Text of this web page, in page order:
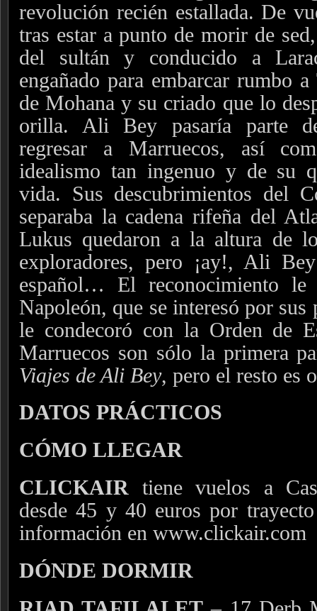
revolución recién estallada. De
tras estar a punto de morir de
del sultán y conducido a
engañado para embarcar rumbo
de Mohana y su criado que lo
orilla. Ali Bey pasaría parte
regresar a Marruecos, así
idealismo tan ingenuo y de su
vida. Sus descubrimientos del
separaba la cadena rifeña del
Lukus quedaron a la altura de
exploradores, pero ¡ay!, Ali
español… El reconocimiento
Napoleón, que se interesó por sus
le condecoró con la Orden de
Marruecos son sólo la primera
Viajes de Ali Bey, pero el resto es
DATOS PRÁCTICOS
CÓMO LLEGAR
CLICKAIR tiene vuelos a
desde 45 y 40 euros por
información en www.clickair.com
DÓNDE DORMIR